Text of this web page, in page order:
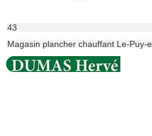
43
Magasin plancher chauffant Le-Puy-